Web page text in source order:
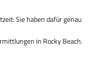
Sie haben dafür genau
in Rocky Beach.